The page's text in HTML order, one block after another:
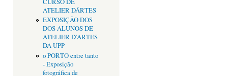
ATELIER DÁRTES
EXPOSIÇÃO DOS
DOS ALUNOS DE
ATELIER D'ARTES
DA UPP
o PORTO entre tanto
- Exposição
fotográfica de